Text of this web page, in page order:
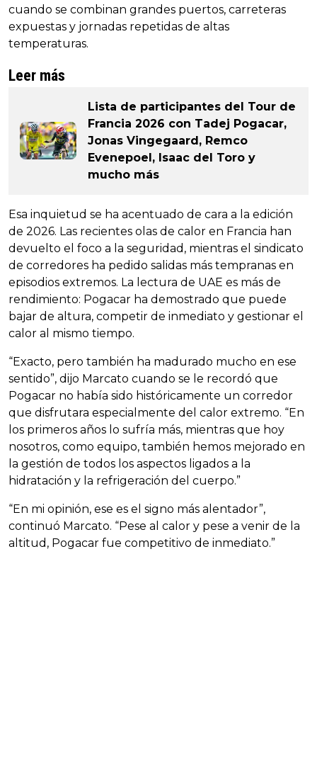
cuando se combinan grandes puertos, carreteras
expuestas y jornadas repetidas de altas
temperaturas.
Leer más
Lista de participantes del Tour de
Francia 2026 con Tadej Pogacar,
Jonas Vingegaard, Remco
Evenepoel, Isaac del Toro y
mucho más
Esa inquietud se ha acentuado de cara a la edición
de 2026. Las recientes olas de calor en Francia han
devuelto el foco a la seguridad, mientras el sindicato
de corredores ha pedido salidas más tempranas en
episodios extremos. La lectura de UAE es más de
rendimiento: Pogacar ha demostrado que puede
bajar de altura, competir de inmediato y gestionar el
calor al mismo tiempo.
“Exacto, pero también ha madurado mucho en ese
sentido”, dijo Marcato cuando se le recordó que
Pogacar no había sido históricamente un corredor
que disfrutara especialmente del calor extremo. “En
los primeros años lo sufría más, mientras que hoy
nosotros, como equipo, también hemos mejorado en
la gestión de todos los aspectos ligados a la
hidratación y la refrigeración del cuerpo.”
“En mi opinión, ese es el signo más alentador”,
continuó Marcato. “Pese al calor y pese a venir de la
altitud, Pogacar fue competitivo de inmediato.”